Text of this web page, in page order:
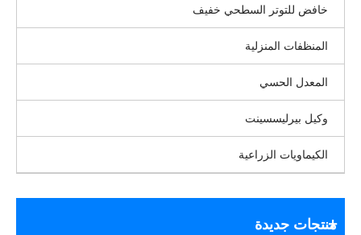
خافض للتوتر السطحي خفيف
المنظفات المنزلية
المعدل الحسي
وكيل بيرليسسينت
الكيماويات الزراعية
منتجات جديدة